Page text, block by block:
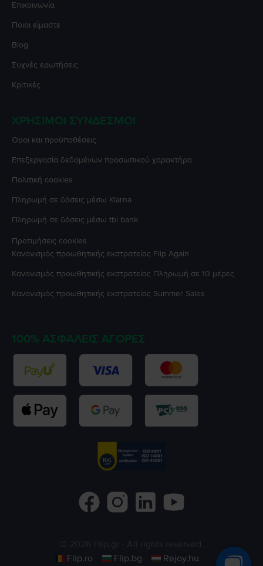
Επικοινωνία
Ποιοι είμαστε
Blog
Συχνές ερωτήσεις
Κριτικές
ΧΡΉΣΙΜΟΙ ΣΎΝΔΕΣΜΟΙ
Όροι και προϋποθέσεις
Επεξεργασία δεδομένων προσωπικού χαρακτήρα
Πολιτική cookies
Πληρωμή σε δόσεις μέσω Klarna
Πληρωμή σε δόσεις μέσω tbi bank
Προτιμήσεις cookies
Κανονισμός προωθητικής εκστρατείας Flip Again
Κανονισμός προωθητικής εκστρατείας Πληρωμή σε 10 μέρες
Κανονισμός προωθητικής εκστρατείας Summer Sales
100% ΑΣΦΑΛΕΊΣ ΑΓΟΡΈΣ
Flip.ro
Flip.bg Rejoy.hu